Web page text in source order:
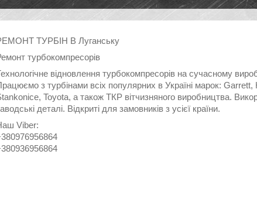
ТУРБІН В Луганську
турбокомпресорів
відновлення турбокомпресорів на сучасному
з турбінами всіх популярних в Україні марок:
Toyota, а також ТКР вітчизняного виробництва.
деталі. Відкриті для замовників з усієї країни.
Viber: